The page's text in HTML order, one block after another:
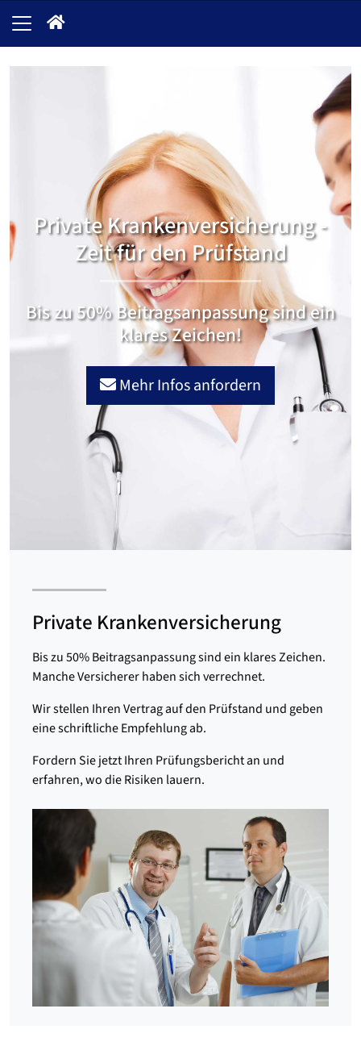
Private Krankenversicherung -
Zeit für den Prüfstand
Bis zu 50% Beitragsanpassung sind ein
klares Zeichen!
Mehr Infos anfordern
Private Krankenversicherung
Bis zu 50% Beitragsanpassung sind ein klares Zeichen.
Manche Versicherer haben sich verrechnet.
Wir stellen Ihren Vertrag auf den Prüfstand und geben
eine schriftliche Empfehlung ab.
Fordern Sie jetzt Ihren Prüfungsbericht an und
erfahren, wo die Risiken lauern.